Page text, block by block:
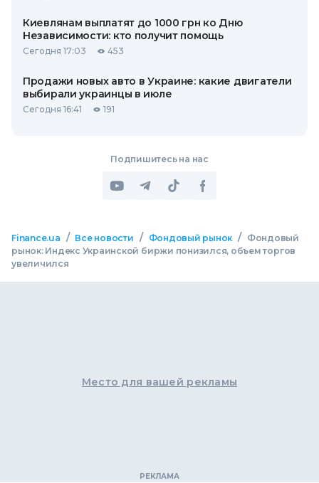
Киевлянам выплатят до 1000 грн ко Дню
Независимости: кто получит помощь
Сегодня 17:03 453
Продажи новых авто в Украине: какие двигатели
выбирали украинцы в июле
Сегодня 16:41 191
Подпишитесь на нас
Finance.ua / Все новости / Фондовый рынок /
Фондовый
рынок: Индекс Украинской биржи понизился, объем торгов
увеличился
Место для вашей рекламы